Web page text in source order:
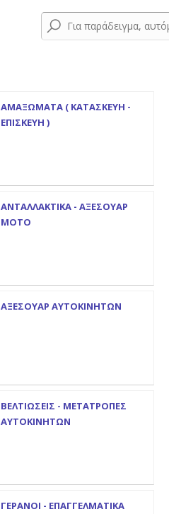
ΑΜΑΞΩΜΑΤΑ ( ΚΑΤΑΣΚΕΥΗ -
ΕΠΙΣΚΕΥΗ )
ΑΝΤΑΛΛΑΚΤΙΚΑ - ΑΞΕΣΟΥΑΡ
ΜΟΤΟ
ΑΞΕΣΟΥΑΡ ΑΥΤΟΚΙΝΗΤΩΝ
ΒΕΛΤΙΩΣΕΙΣ - ΜΕΤΑΤΡΟΠΕΣ
ΑΥΤΟΚΙΝΗΤΩΝ
ΓΕΡΑΝΟΙ - ΕΠΑΓΓΕΛΜΑΤΙΚΑ